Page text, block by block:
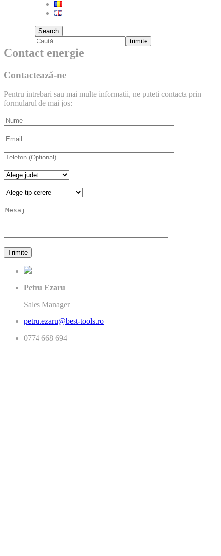
Search
trimite
Contact energie
Contactează-ne
Pentru intrebari sau mai multe informatii, ne puteti contacta prin
formularul de mai jos:
Petru Ezaru
Sales Manager
petru.ezaru@best-tools.ro
0774 668 694